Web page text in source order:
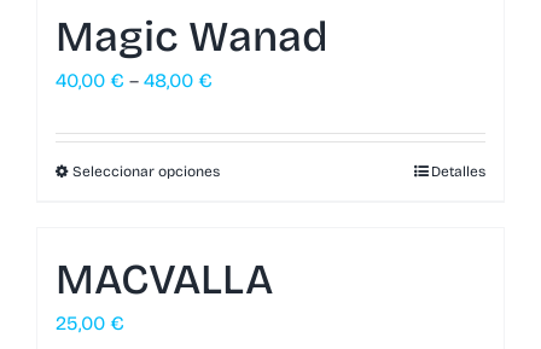
Magic Wanad
40,00 € – 48,00 €
Seleccionar opciones Detalles
MACVALLA
25,00 €